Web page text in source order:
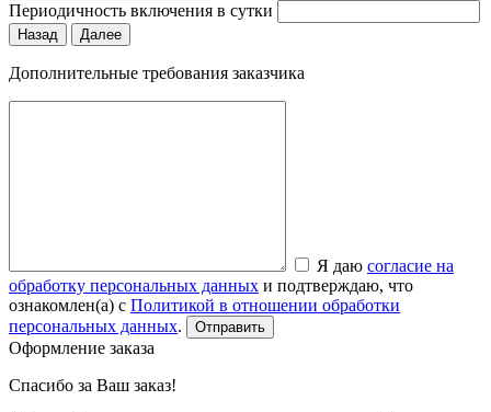
Периодичность включения в сутки
Назад Далее
Дополнительные требования заказчика
Я даю согласие на
обработку персональных данных и подтверждаю, что
ознакомлен(а) с Политикой в отношении обработки
персональных данных. Отправить
Оформление заказа
Спасибо за Ваш заказ!